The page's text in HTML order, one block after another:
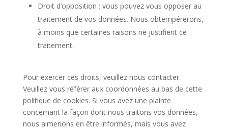
Droit d’opposition : vous pouvez vous opposer au
traitement de vos données. Nous obtempérerons,
à moins que certaines raisons ne justifient ce
traitement.
Pour exercer ces droits, veuillez nous contacter.
Veuillez vous référer aux coordonnées au bas de cette
politique de cookies. Si vous avez une plainte
concernant la façon dont nous traitons vos données,
nous aimerions en être informés, mais vous avez